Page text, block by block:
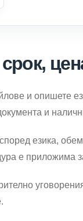
и опишете
и
езика,
е приложима